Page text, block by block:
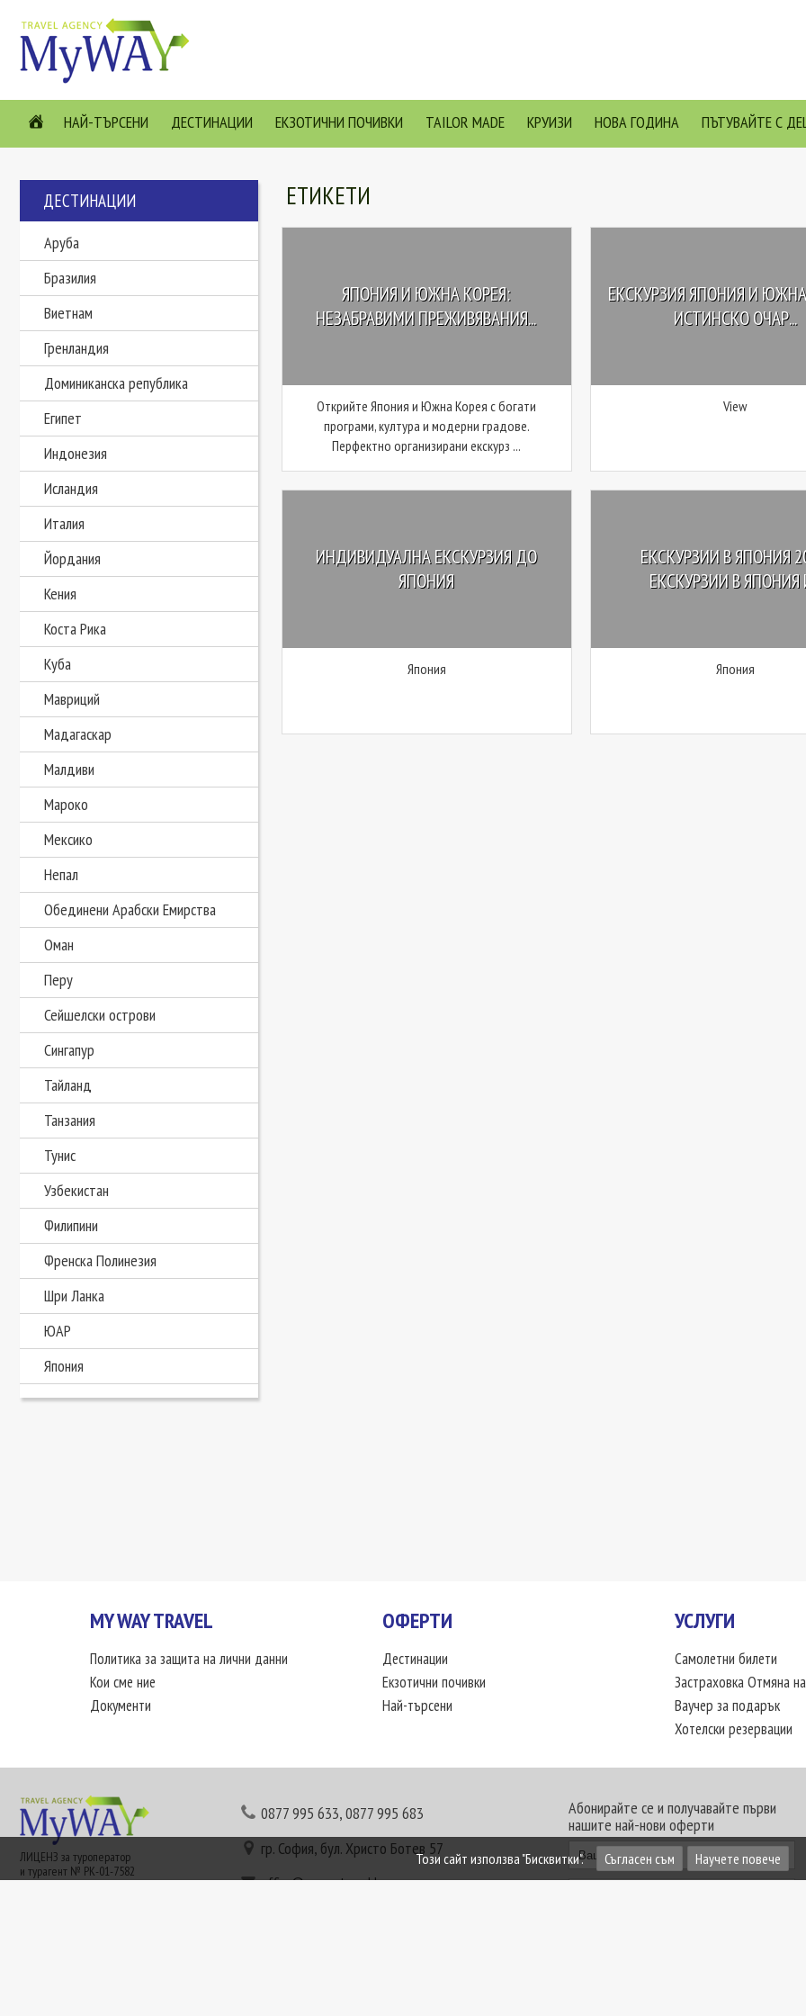
НАЙ-ТЪРСЕНИ ДЕСТИНАЦИИ ЕКЗОТИЧНИ ПОЧИВКИ TAILOR MADE КРУИЗИ НОВА ГОДИНА ПЪТУВАЙТЕ С
ДЕСТИНАЦИИ
Аруба
Бразилия
Виетнам
Гренландия
Доминиканска република
Египет
Индонезия
Исландия
Италия
Йордания
Кения
Коста Рика
Куба
Мавриций
Мадагаскар
Малдиви
Мароко
Мексико
Непал
Обединени Арабски Емирства
Оман
Перу
Сейшелски острови
Сингапур
Тайланд
Танзания
Тунис
Узбекистан
Филипини
Френска Полинезия
Шри Ланка
ЮАР
Япония
ЕТИКЕТИ
ЯПОНИЯ И ЮЖНА КОРЕЯ:
НЕЗАБРАВИМИ ПРЕЖИВЯВАНИЯ...
Открийте Япония и Южна Корея с богати
програми, култура и модерни градове.
Перфектно организирани екскурз ...
ЕКСКУРЗИЯ ЯПОНИЯ И
ИСТИНСКО ОЧАР...
View
ИНДИВИДУАЛНА ЕКСКУРЗИЯ ДО
ЯПОНИЯ
Япония
ЕКСКУРЗИИ В ЯПОНИЯ
ЕКСКУРЗИИ В ЯПОНИЯ
Япония
MY WAY TRAVEL
Политика за защита на лични данни
Кои сме ние
Документи
ОФЕРТИ
Дестинации
Екзотични почивки
Най-търсени
УСЛУГИ
Самолетни билети
Застраховка Отмяна
Ваучер за подарък
Хотелски резервации
ЛИЦЕНЗ за туроператор
и турагент № РК-01-7582
0877 995 633,0877 995 683
гр. София, бул. Христо Ботев 57
office@mywaytravel.bg
Абонирайте се и получавайте първи
нашите най-нови оферти
Този сайт използва "Бисквитки". Съгласен съм Научете повече